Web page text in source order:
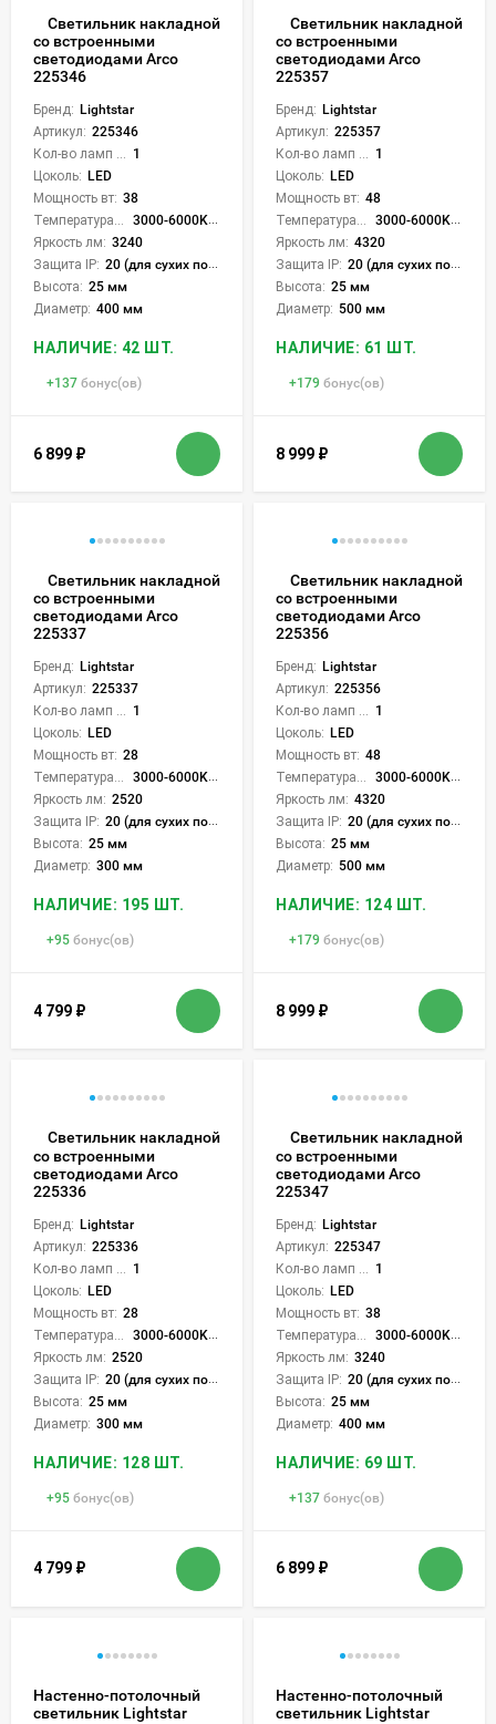
Светильник накладной
со встроенными
светодиодами Arco
225346
Бренд: Lightstar
Артикул: 225346
Кол-во ламп или LED: 1
Цоколь: LED
Мощность вт: 38
Температура света:
3000-6000K (плавная рег.)
Яркость лм: 3240
Защита IP: 20 (для сухих пом.)
Высота: 25 мм
Диаметр: 400 мм
НАЛИЧИЕ: 42 ШТ.
+137 бонус(ов)
6 899 ₽
Светильник накладной
со встроенными
светодиодами Arco
225357
Бренд: Lightstar
Артикул: 225357
Кол-во ламп или LED: 1
Цоколь: LED
Мощность вт: 48
Температура света:
3000-6000K (плавная рег.)
Яркость лм: 4320
Защита IP: 20 (для сухих пом.)
Высота: 25 мм
Диаметр: 500 мм
НАЛИЧИЕ: 61 ШТ.
+179 бонус(ов)
8 999 ₽
Светильник накладной
со встроенными
светодиодами Arco
225337
Бренд: Lightstar
Артикул: 225337
Кол-во ламп или LED: 1
Цоколь: LED
Мощность вт: 28
Температура света:
3000-6000K (плавная рег.)
Яркость лм: 2520
Защита IP: 20 (для сухих пом.)
Высота: 25 мм
Диаметр: 300 мм
НАЛИЧИЕ: 195 ШТ.
+95 бонус(ов)
4 799 ₽
Светильник накладной
со встроенными
светодиодами Arco
225356
Бренд: Lightstar
Артикул: 225356
Кол-во ламп или LED: 1
Цоколь: LED
Мощность вт: 48
Температура света:
3000-6000K (плавная рег.)
Яркость лм: 4320
Защита IP: 20 (для сухих пом.)
Высота: 25 мм
Диаметр: 500 мм
НАЛИЧИЕ: 124 ШТ.
+179 бонус(ов)
8 999 ₽
Светильник накладной
со встроенными
светодиодами Arco
225336
Бренд: Lightstar
Артикул: 225336
1
Цоколь: LED
Мощность вт: 28
3000-6000K (плавная рег.)
Яркость лм: 2520
Защита IP: 20 (для сухих пом.)
Высота: 25 мм
Диаметр: 300 мм
НАЛИЧИЕ: 128 ШТ.
+95 бонус(ов)
4 799 ₽
Светильник накладной
со встроенными
светодиодами Arco
225347
Бренд: Lightstar
Артикул: 225347
1
Цоколь: LED
Мощность вт: 38
3000-6000K (плавная рег.)
Яркость лм: 3240
Защита IP: 20 (для сухих пом.)
Высота: 25 мм
Диаметр: 400 мм
НАЛИЧИЕ: 69 ШТ.
+137 бонус(ов)
6 899 ₽
Настенно-потолочный
светильник Lightstar
Настенно-потолочный
светильник Lightstar